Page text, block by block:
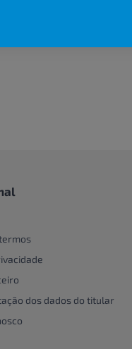
dos dados do titular